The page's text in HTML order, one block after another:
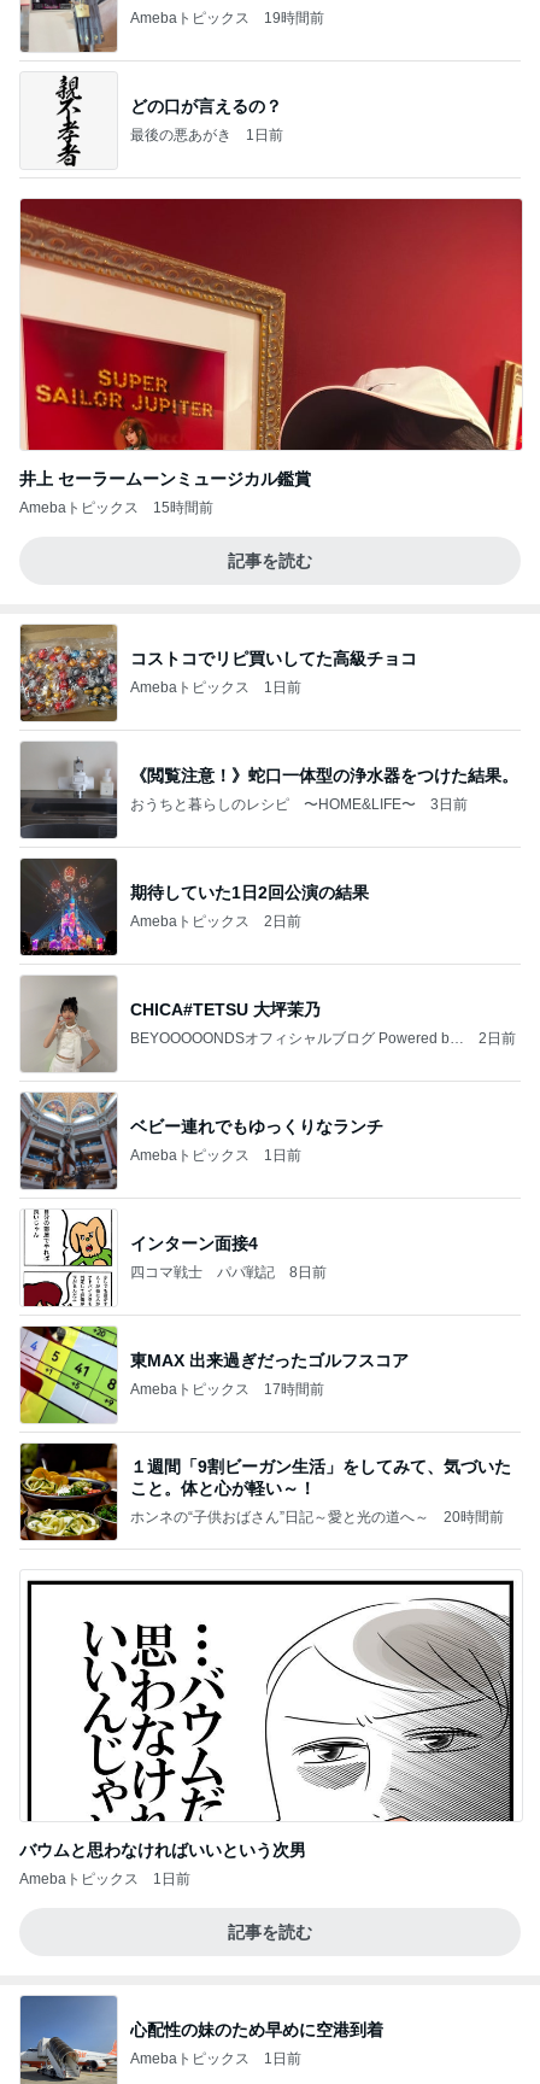
Amebaトピックス 19時間前
どの口が言えるの？
最後の悪あがき 1日前
井上 セーラームーンミュージカル鑑賞
Amebaトピックス 15時間前
記事を読む
コストコでリピ買いしてた高級チョコ
Amebaトピックス 1日前
《閲覧注意！》蛇口一体型の浄水器をつけた結果。
おうちと暮らしのレシピ 〜HOME&LIFE〜 3日前
期待していた1日2回公演の結果
Amebaトピックス 2日前
CHICA#TETSU 大坪茉乃
BEYOOOOONDSオフィシャルブログ Powered by
2日前
ベビー連れでもゆっくりなランチ
Amebaトピックス 1日前
インターン面接4
四コマ戦士 パパ戦記 8日前
東MAX 出来過ぎだったゴルフスコア
Amebaトピックス 17時間前
１週間「9割ビーガン生活」をしてみて、気づいた
こと。体と心が軽い～！
ホンネの“子供おばさん”日記～愛と光の道へ～ 20時間前
バウムと思わなければいいという次男
Amebaトピックス 1日前
記事を読む
心配性の妹のため早めに空港到着
Amebaトピックス 1日前